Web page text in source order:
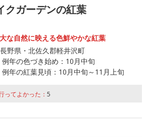
クガーデンの紅葉
な自然に映える色鮮やかな紅葉
長野県・北佐久郡軽井沢町
例年の色づき始め： 10月中旬
例年の紅葉見頃： 10月中旬～11月上旬
ってよかった： 5